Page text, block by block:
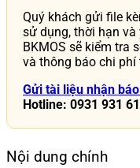
Quý khách gửi file
sử dụng, thời hạn và
BKMOS sẽ kiểm tra
và thông báo chi
Gửi tài liệu nhận
Hotline: 0931 931
Nội dung chính